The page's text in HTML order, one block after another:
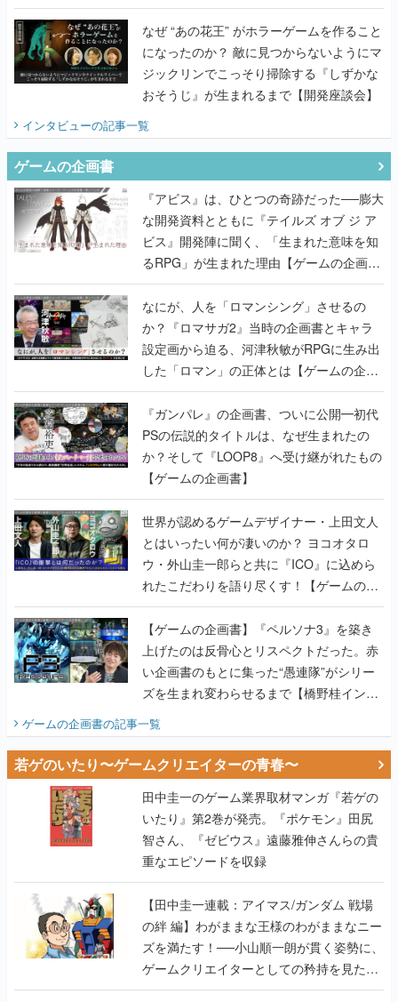
てみた
なぜ “あの花王” がホラーゲームを作ること
になったのか？ 敵に見つからないようにマ
ジックリンでこっそり掃除する『しずかな
おそうじ』が生まれるまで【開発座談会】
インタビューの記事一覧
ゲームの企画書
『アビス』は、ひとつの奇跡だった──膨大
な開発資料とともに『テイルズ オブ ジ ア
ビス』開発陣に聞く、「生まれた意味を知
るRPG」が生まれた理由【ゲームの企画
書】
なにが、人を「ロマンシング」させるの
か？『ロマサガ2』当時の企画書とキャラ
設定画から迫る、河津秋敏がRPGに生み出
した「ロマン」の正体とは【ゲームの企画
書】
『ガンパレ』の企画書、ついに公開━初代
PSの伝説的タイトルは、なぜ生まれたの
か？そして『LOOP8』へ受け継がれたもの
【ゲームの企画書】
世界が認めるゲームデザイナー・上田文人
とはいったい何が凄いのか？ ヨコオタロ
ウ・外山圭一郎らと共に『ICO』に込めら
れたこだわりを語り尽くす！【ゲームの企
画書】
【ゲームの企画書】『ペルソナ3』を築き
上げたのは反骨心とリスペクトだった。赤
い企画書のもとに集った“愚連隊”がシリー
ズを生まれ変わらせるまで【橋野桂インタ
ビュー】
ゲームの企画書の記事一覧
若ゲのいたり〜ゲームクリエイターの青春〜
田中圭一のゲーム業界取材マンガ『若ゲの
いたり』第2巻が発売。『ポケモン』田尻
智さん、『ゼビウス』遠藤雅伸さんらの貴
重なエピソードを収録
【田中圭一連載：アイマス/ガンダム 戦場
の絆 編】わがままな王様のわがままなニー
ズを満たす！──小山順一朗が貫く姿勢に、
ゲームクリエイターとしての矜持を見た
【若ゲのいたり最終回】